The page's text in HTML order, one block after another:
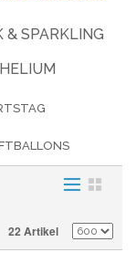
SPARKLING
22 Artikel